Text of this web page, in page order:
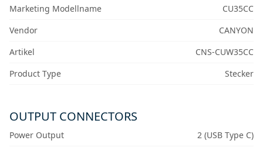
Marketing Modellname
CU35CC
Vendor
CANYON
Artikel
CNS-CUW35CC
Product Type
Stecker
OUTPUT CONNECTORS
Power Output 2 (USB Type C)